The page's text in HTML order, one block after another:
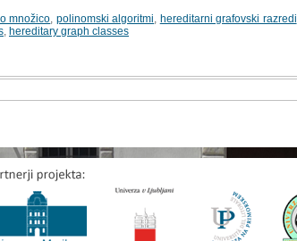
množico polinomski algoritmi hereditarni grafovski razredi
hereditary graph classes